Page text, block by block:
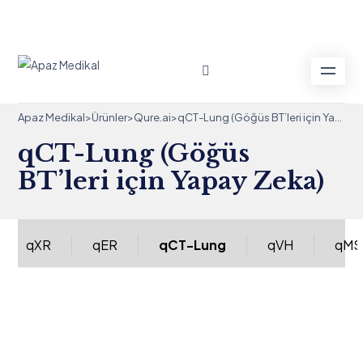
Apaz Medikal>Ürünler>Qure.ai>
qCT-Lung (Göğüs
BT’leri için Yapay Zeka)
qXR qER qCT-Lung qVH